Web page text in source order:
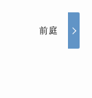
前庭